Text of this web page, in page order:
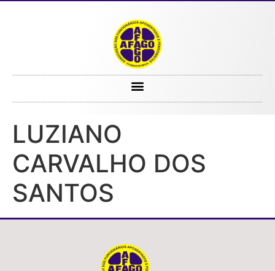
LUZIANO
CARVALHO DOS
SANTOS